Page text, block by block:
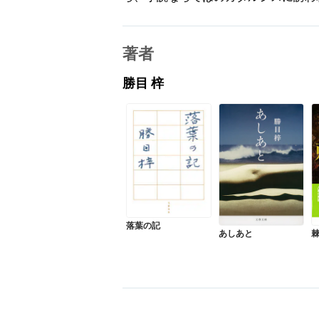
著者
勝目 梓
落葉の記
あしあと
棘